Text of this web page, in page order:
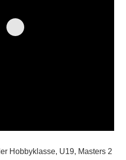
Hobbyklasse, U19, Masters 2